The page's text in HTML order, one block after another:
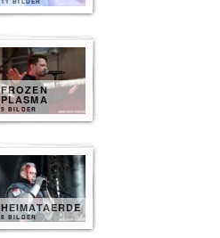
FROZEN
PLASMA
9 BILDER
HEIMATAERDE
8 BILDER